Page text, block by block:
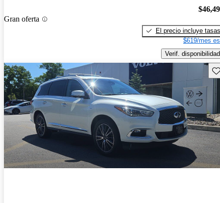
Gran oferta
El precio incluye tasas
$619/mes
Verif. disponibilidad